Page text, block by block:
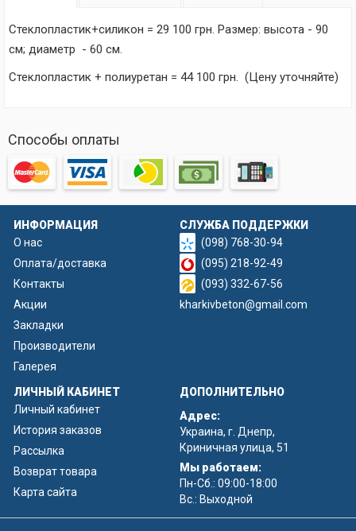
Стеклопластик+силикон = 29 100 грн. Размер: высота - 90
см; диаметр - 60 см.
Стеклопластик + полиуретан = 44 100 грн. (Цену уточняйте)
Способы оплаты
ИНФОРМАЦИЯ
О нас
Оплата/доставка
Контакты
Акции
Закладки
Производители
Галерея
СЛУЖБА ПОДДЕРЖКИ
(098) 768-30-94
(095) 218-92-49
(093) 332-67-56
kharkivbeton@gmail.com
ЛИЧНЫЙ КАБИНЕТ
Личный кабинет
История заказов
Рассылка
Возврат товара
Карта сайта
ДОПОЛНИТЕЛЬНО
Адрес:
Украина, г. Днепр,
Криничная улица, 51
Мы работаем:
Пн-Сб.: 09:00-18:00
Вс.: Выходной